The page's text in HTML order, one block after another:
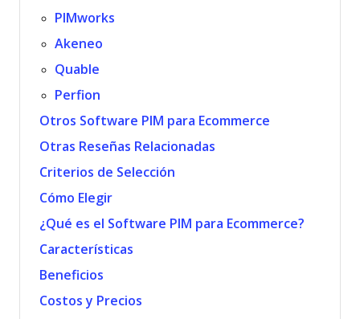
PIMworks
Akeneo
Quable
Perfion
Otros Software PIM para Ecommerce
Otras Reseñas Relacionadas
Criterios de Selección
Cómo Elegir
¿Qué es el Software PIM para Ecommerce?
Características
Beneficios
Costos y Precios